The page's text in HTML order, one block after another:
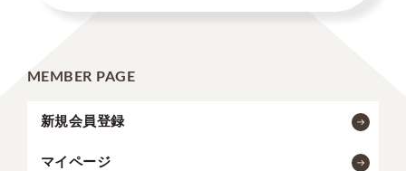
MEMBER PAGE
新規会員登録
マイページ